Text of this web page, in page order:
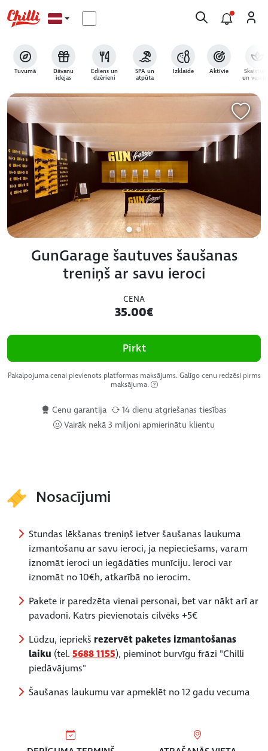
Tuvumā Dāvanu
idejas
Ēdiens un
dzērieni
SPA un
atpūta
Izklaide Aktīvie
un
GunGarage šautuves šaušanas
treniņš ar savu ieroci
CENA
35.00€
Pirkt
Pakalpojuma cenai pievienots platformas maksājums. Galīgo cenu redzēsi pirms
maksājuma.
Cenu garantija
14 dienu atgriešanas tiesības
Vairāk nekā 3 miljoni apmierinātu klientu
Nosacījumi
Stundas lēkšanas treniņš ietver šaušanas laukuma
izmantošanu ar savu ieroci, ja nepieciešams, varam
iznomāt ieroci un iegādāties munīciju. Ieroci var
iznomāt no 10€h, atkarībā no ierocim.
Pakete ir paredzēta vienai personai, bet var nākt arī ar
pavadoni. Katrs pievienotais cilvēks +5€
Lūdzu, iepriekš rezervēt paketes izmantošanas
laiku (tel. 5688 1155), pieminot burvīgu frāzi "Chilli
piedāvājums"
Šaušanas laukumu var apmeklēt no 12 gadu vecuma